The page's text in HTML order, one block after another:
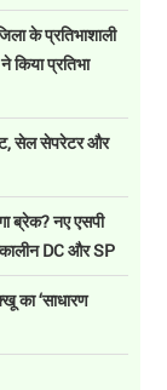
के प्रतिभाशाली
किया प्रतिभा
सेल सेपरेटर और
ब्रेक? नए एसपी
DC और SP
का ‘साधारण